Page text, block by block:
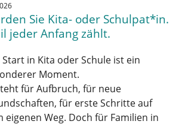
Sie Kita- oder Schulpat*in.
jeder Anfang zählt.
Start in Kita oder Schule ist ein
Moment.
für Aufbruch, für neue
für erste Schritte auf
eigenen Weg. Doch für Familien in